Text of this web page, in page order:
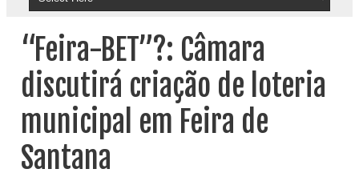
“Feira-BET”?: Câmara
discutirá criação de loteria
municipal em Feira de
Santana